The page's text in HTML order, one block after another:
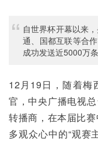
自世界杯开幕以来
通、国都互联等合
成功发送近5000万条
12月19日，随着梅
官，中央广播电视
转播商，在本届比
多观众心中的“观赛